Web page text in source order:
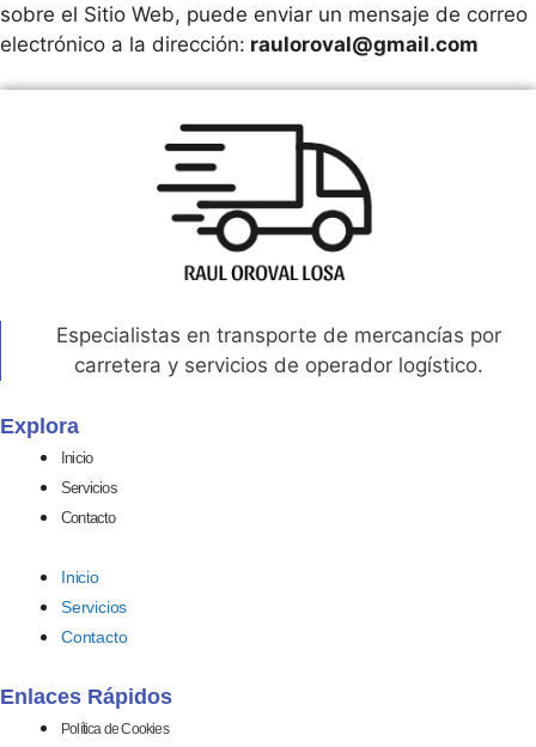
sobre el Sitio Web, puede enviar un mensaje de correo
electrónico a la dirección: rauloroval@gmail.com
Especialistas en transporte de mercancías por
carretera y servicios de operador logístico.
Explora
Inicio
Servicios
Contacto
Inicio
Servicios
Contacto
Enlaces Rápidos
Política de Cookies